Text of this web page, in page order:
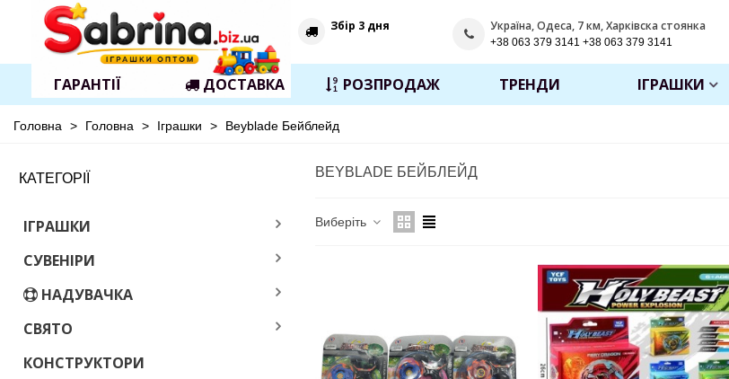
Збір 3 дня Україна, Одеса, 7 км, Харківска стоянка
+38 063 379 3141 +38 063 379 3141
ГАРАНТІЇ ДОСТАВКА РОЗПРОДАЖ ТРЕНДИ ІГРАШКИ
Головна > Головна > Іграшки > Beyblade Бейблейд
КАТЕГОРІЇ
ІГРАШКИ
СУВЕНІРИ
НАДУВАЧКА
СВЯТО
КОНСТРУКТОРИ
BEYBLADE БЕЙБЛЕЙД
Виберіть